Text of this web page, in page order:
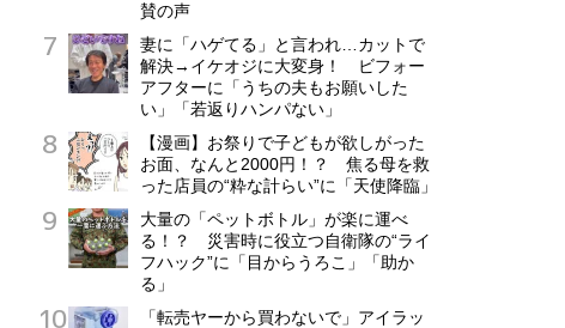
賛の声
妻に「ハゲてる」と言われ…カットで
解決→イケオジに大変身！ ビフォー
アフターに「うちの夫もお願いした
い」「若返りハンパない」
【漫画】お祭りで子どもが欲しがった
お面、なんと2000円！？ 焦る母を救
った店員の“粋な計らい”に「天使降臨」
大量の「ペットボトル」が楽に運べ
る！？ 災害時に役立つ自衛隊の“ライ
フハック”に「目からうろこ」「助か
る」
「転売ヤーから買わないで」アイラッ